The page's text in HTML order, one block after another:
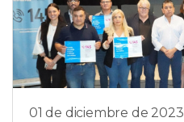
01 de diciembre de 2023